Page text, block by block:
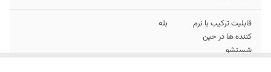
قابلیت ترکیب با نرم
کننده ها در حین
شستشو
بله